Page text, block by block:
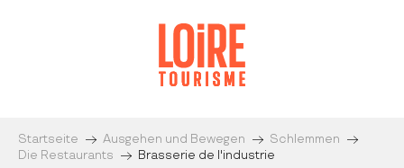
Startseite Ausgehen und Bewegen
Schlemmen
Die Restaurants
Brasserie de l'industrie